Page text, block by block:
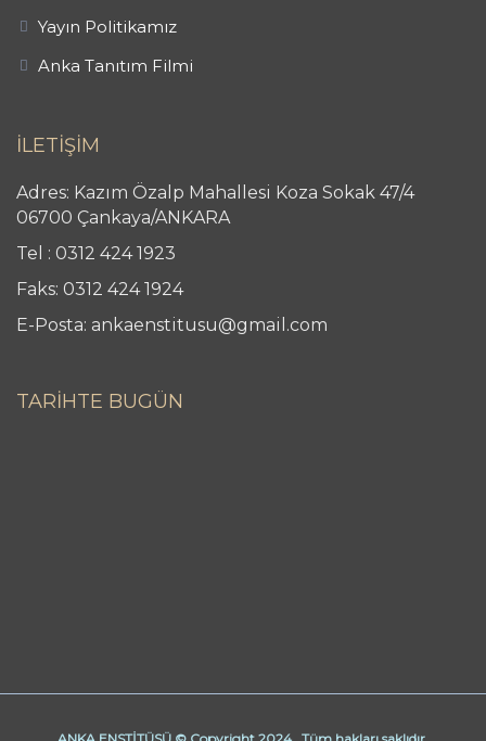
Yayın Politikamız
Anka Tanıtım Filmi
İLETİŞİM
Adres: Kazım Özalp Mahallesi Koza Sokak 47/4
06700 Çankaya/ANKARA
Tel : 0312 424 1923
Faks: 0312 424 1924
E-Posta: ankaenstitusu@gmail.com
TARİHTE BUGÜN